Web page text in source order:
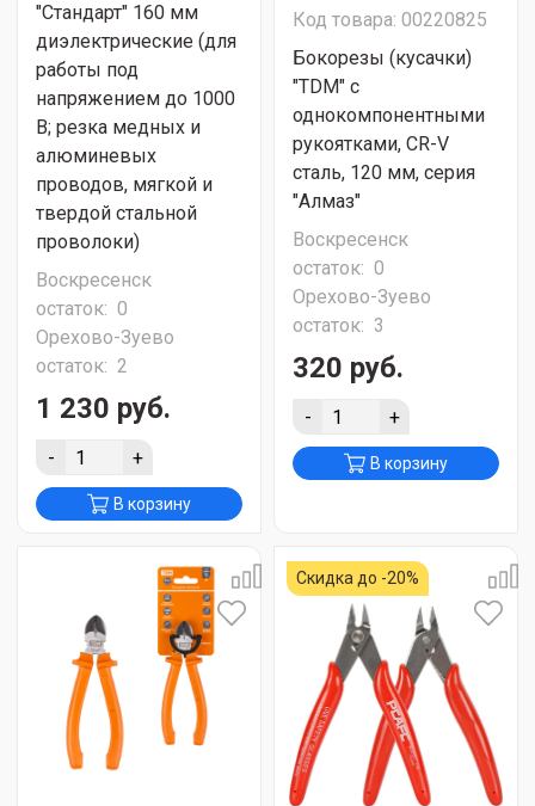
"Стандарт" 160 мм
диэлектрические (для
работы под
напряжением до 1000
В; резка медных и
алюминевых
проводов, мягкой и
твердой стальной
проволоки)
Воскресенск
остаток: 0
Орехово-Зуево
остаток: 2
1 230 руб.
- +
В корзину
Код товара: 00220825
Бокорезы (кусачки)
"TDM" с
однокомпонентными
рукоятками, CR-V
сталь, 120 мм, серия
"Алмаз"
Воскресенск
остаток: 0
Орехово-Зуево
остаток: 3
320 руб.
- +
В корзину
Скидка до -20%